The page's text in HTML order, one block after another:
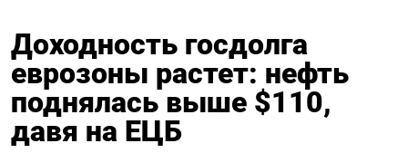
Доходность госдолга
еврозоны растет: нефть
поднялась выше $110,
давя на ЕЦБ